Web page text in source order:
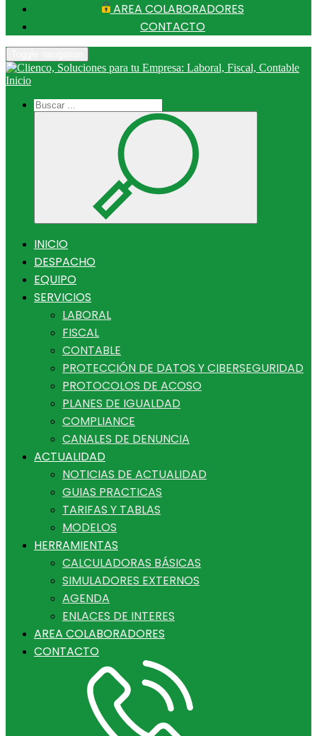
AREA COLABORADORES
CONTACTO
Inicio
INICIO
DESPACHO
EQUIPO
SERVICIOS
LABORAL
FISCAL
CONTABLE
PROTECCIÓN DE DATOS Y CIBERSEGURIDAD
PROTOCOLOS DE ACOSO
PLANES DE IGUALDAD
COMPLIANCE
CANALES DE DENUNCIA
ACTUALIDAD
NOTICIAS DE ACTUALIDAD
GUIAS PRACTICAS
TARIFAS Y TABLAS
MODELOS
HERRAMIENTAS
CALCULADORAS BÁSICAS
SIMULADORES EXTERNOS
AGENDA
ENLACES DE INTERES
AREA COLABORADORES
CONTACTO